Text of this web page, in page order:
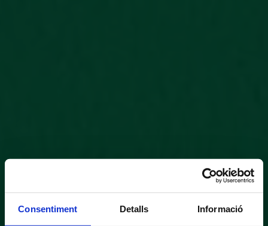
Consentiment Detalls Informació